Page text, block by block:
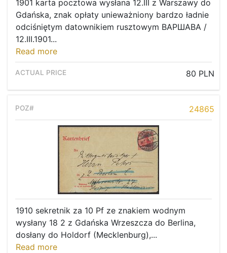
Home page
Current auction
Recent result
Archive
Regulation
1901 karta pocztowa wysłana 12.III z Warszawy do
Gdańska, znak opłaty unieważniony bardzo ładnie
odciśniętym datownikiem rusztowym ВАРШАВА /
12.III.1901...
Read more
80 PLN
24865
1910 sekretnik za 10 Pf ze znakiem wodnym
wysłany 18 2 z Gdańska Wrzeszcza do Berlina,
dosłany do Holdorf (Mecklenburg),...
Read more